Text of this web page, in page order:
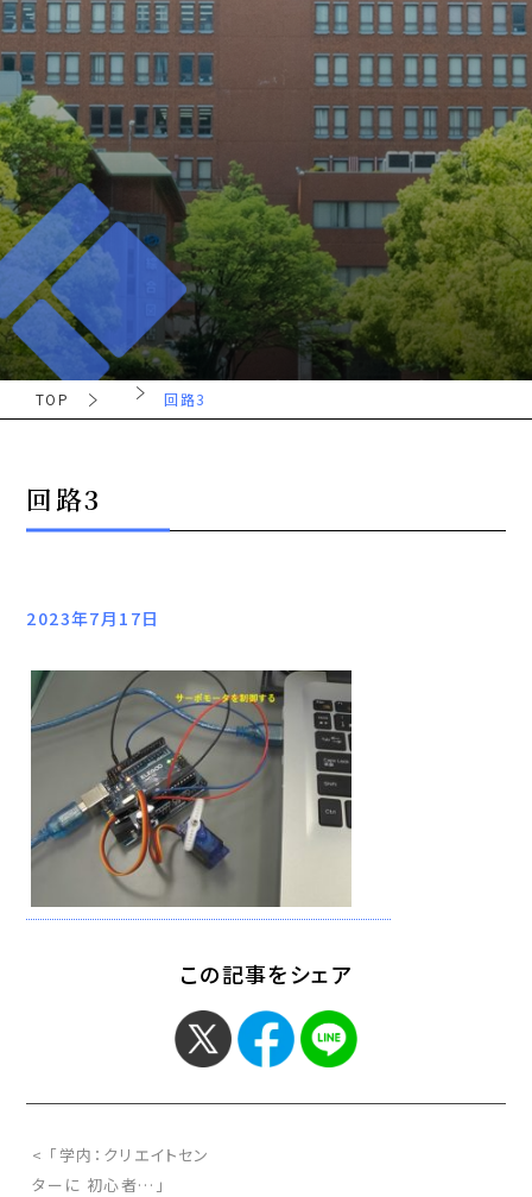
TOP 回路3
回路3
2023年7月17日
この記事をシェア
< 「学内：クリエイトセン
ターに 初心者…」